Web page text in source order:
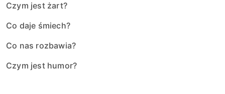
Czym jest żart?
Co daje śmiech?
Co nas rozbawia?
Czym jest humor?